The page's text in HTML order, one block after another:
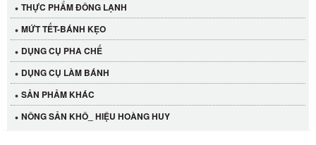
THỰC PHẨM ĐÔNG LẠNH
MỨT TẾT-BÁNH KẸO
DỤNG CỤ PHA CHẾ
DỤNG CỤ LÀM BÁNH
SẢN PHẢM KHÁC
NÔNG SẢN KHÔ_ HIỆU HOÀNG HUY
Cần Tây Đà Lạt
40.000 VND
LỐC 12 HỦ Tương xí muội LKK 260g